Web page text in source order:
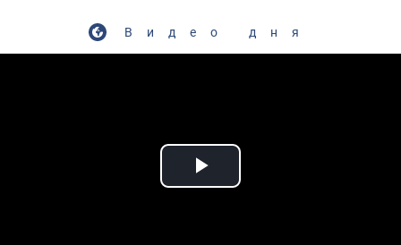
Видео дня
Play Video